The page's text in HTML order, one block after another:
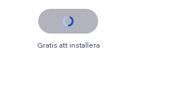
Gratis att installera